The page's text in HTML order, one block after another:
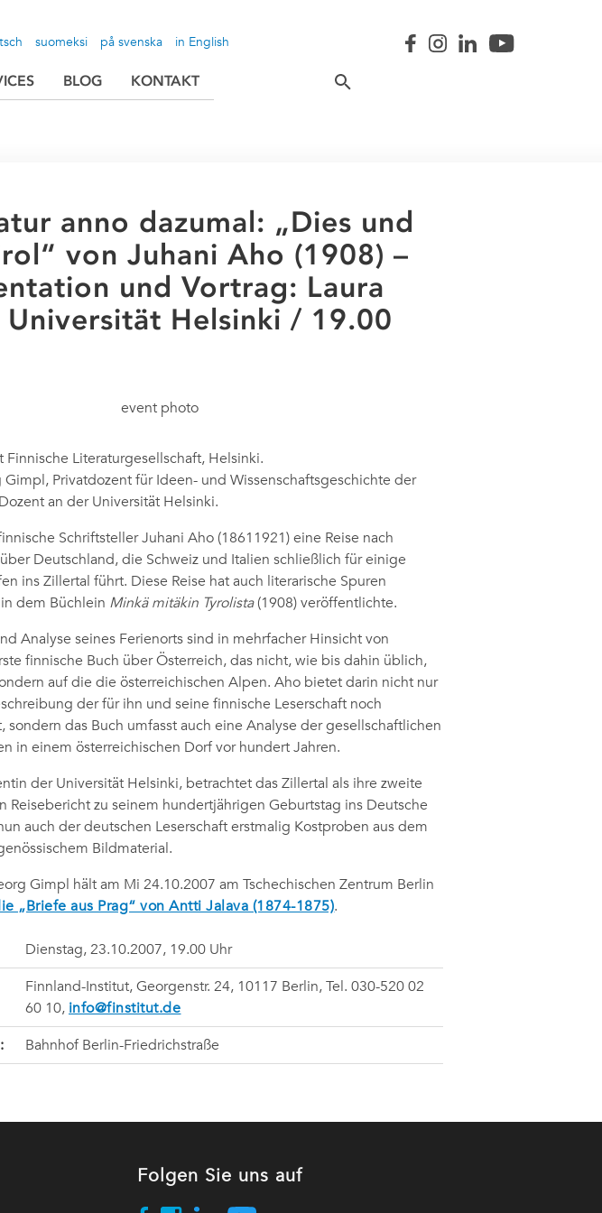
suomeksi på svenska in English
BLOG KONTAKT
anno dazumal: „Dies und
von Juhani Aho (1908) –
und Vortrag: Laura
Universität Helsinki / 19.00
Literaturgesellschaft, Helsinki.
Gimpl, Privatdozent für Ideen- und Wissenschaftsgeschichte der
an der Universität Helsinki.
Schriftsteller Juhani Aho (18611921) eine Reise nach
Deutschland, die Schweiz und Italien schließlich für einige
ins Zillertal führt. Diese Reise hat auch literarische Spuren
dem Büchlein Minkä mitäkin Tyrolista(1908) veröffentlichte.
Analyse seines Ferienorts sind in mehrfacher Hinsicht von
finnische Buch über Österreich, das nicht, wie bis dahin üblich,
auf die die österreichischen Alpen. Aho bietet darin nicht nur
der für ihn und seine finnische Leserschaft noch
das Buch umfasst auch eine Analyse der gesellschaftlichen
in einem österreichischen Dorf vor hundert Jahren.
der Universität Helsinki, betrachtet das Zillertal als ihre zweite
Reisebericht zu seinem hundertjährigen Geburtstag ins Deutsche
auch der deutschen Leserschaft erstmalig Kostproben aus dem
Bildmaterial.
Gimpl hält am Mi 24.10.2007 am Tschechischen Zentrum Berlin
„Briefe aus Prag“ von Antti Jalava (1874-1875).
Dienstag, 23.10.2007, 19.00 Uhr
Finnland-Institut, Georgenstr. 24, 10117 Berlin, Tel. 030-520 02
60 10, info@finstitut.de
Bahnhof Berlin-Friedrichstraße
Folgen Sie uns auf